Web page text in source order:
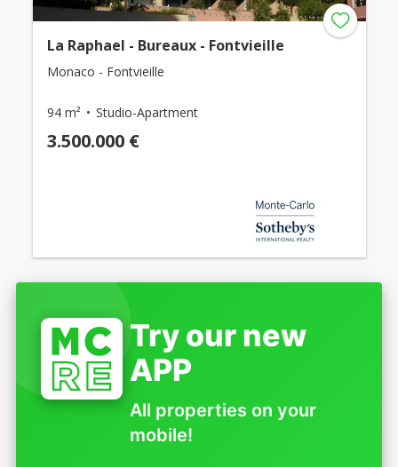
La Raphael - Bureaux - Fontvieille
Monaco - Fontvieille
94 m² Studio-Apartment
3.500.000 €
Try our new
APP
All properties on your
mobile!